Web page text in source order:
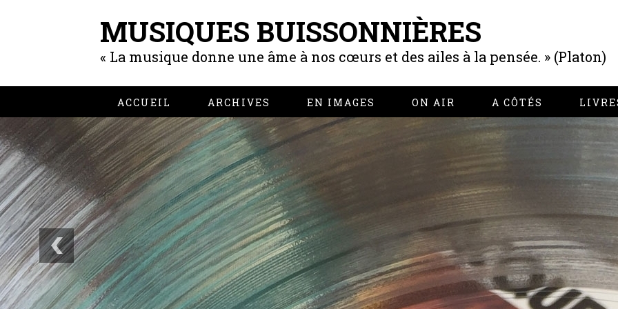
MUSIQUES BUISSONNIÈRES
« La musique donne une âme à nos cœurs et des ailes à la pensée. » (Platon)
ACCUEIL ARCHIVES EN IMAGES ON AIR A CÔTÉS